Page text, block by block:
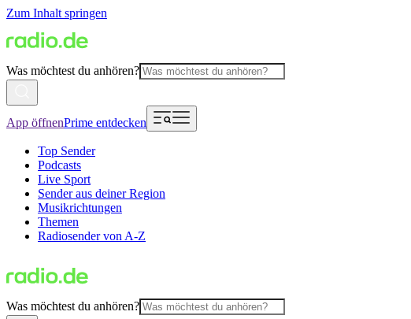
Zum Inhalt springen
Was möchtest du anhören?
App öffnenPrime entdecken
Top Sender
Podcasts
Live Sport
Sender aus deiner Region
Musikrichtungen
Themen
Radiosender von A-Z
Was möchtest du anhören?